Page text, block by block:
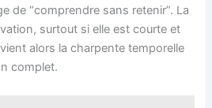
de “comprendre sans retenir”. La
surtout si elle est courte et
alors la charpente temporelle
complet.